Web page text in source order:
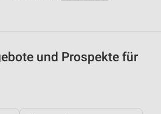
und Prospekte für
angeforderten